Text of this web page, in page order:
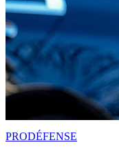
PRODÉFENSE